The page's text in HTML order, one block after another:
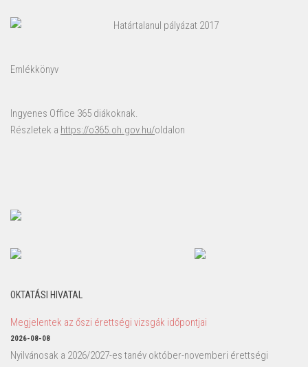
Határtalanul pályázat 2017
Emlékkönyv
Ingyenes Office 365 diákoknak.
Részletek a https://o365.oh.gov.hu/oldalon
OKTATÁSI HIVATAL
Megjelentek az őszi érettségi vizsgák időpontjai
2026-08-08
Nyilvánosak a 2026/2027-es tanév október-novemberi érettségi